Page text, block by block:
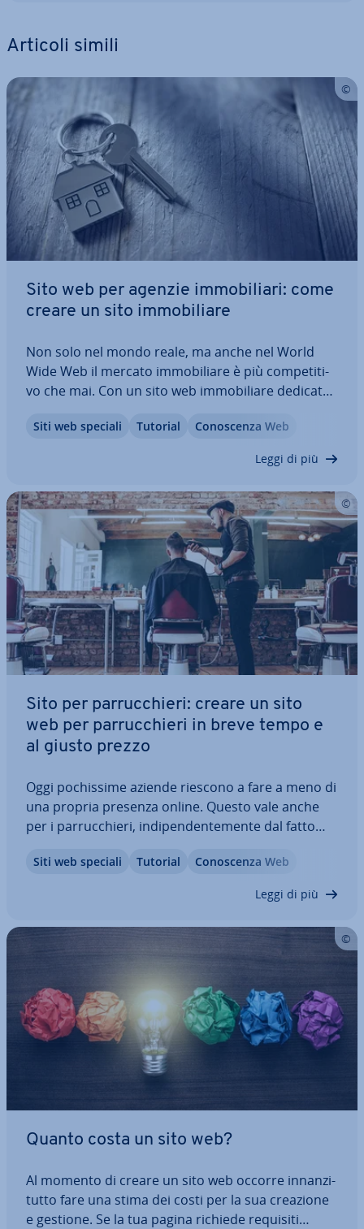
Articoli simili
Sito web per agenzie im­mo­bi­lia­ri: come
creare un sito im­mo­bi­lia­re
Non solo nel mondo reale, ma anche nel World
Wide Web il mercato im­mo­bi­lia­re è più com­pe­ti­ti­
vo che mai. Con un sito web im­mo­bi­lia­re dedicato
con­cor­ren­za. Ma quali contenuti do­vreb­be­ro ar­ric­
Siti web speciali Tutorial Co­no­scen­za Web
Leggi di più
Sito per par­ruc­chie­ri: creare un sito
web per par­ruc­chie­ri in breve tempo e
al giusto prezzo
Oggi po­chis­si­me aziende riescono a fare a meno di
una propria presenza online. Questo vale anche
per i par­ruc­chie­ri, in­di­pen­den­te­men­te dal fatto
salone. In questo articolo ti mostriamo come, da
Siti web speciali Tutorial Co­no­scen­za Web
Leggi di più
Quanto costa un sito web?
Al momento di creare un sito web occorre in­nan­zi­
tut­to fare una stima dei costi per la sua creazione
e gestione. Se la tua pagina richiede requisiti